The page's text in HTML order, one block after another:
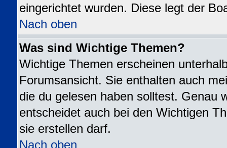
eingerichtet wurden. Diese legt der
Nach oben
Was sind Wichtige Themen?
Wichtige Themen erscheinen
Forumsansicht. Sie enthalten auch
die du gelesen haben solltest. Genau
entscheidet auch bei den Wichtigen
sie erstellen darf.
Nach oben